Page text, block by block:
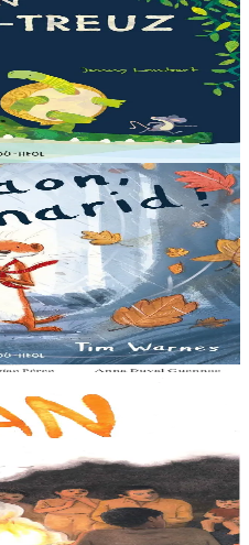
er paludoù pa vez an noz
Peursur eo Logodennig. N’eo
enet da Varc'harid Koant...
ha Lagadeg, he mignonez
ma vez goloet ar menezioù
kludet ar gêriadennig vaya